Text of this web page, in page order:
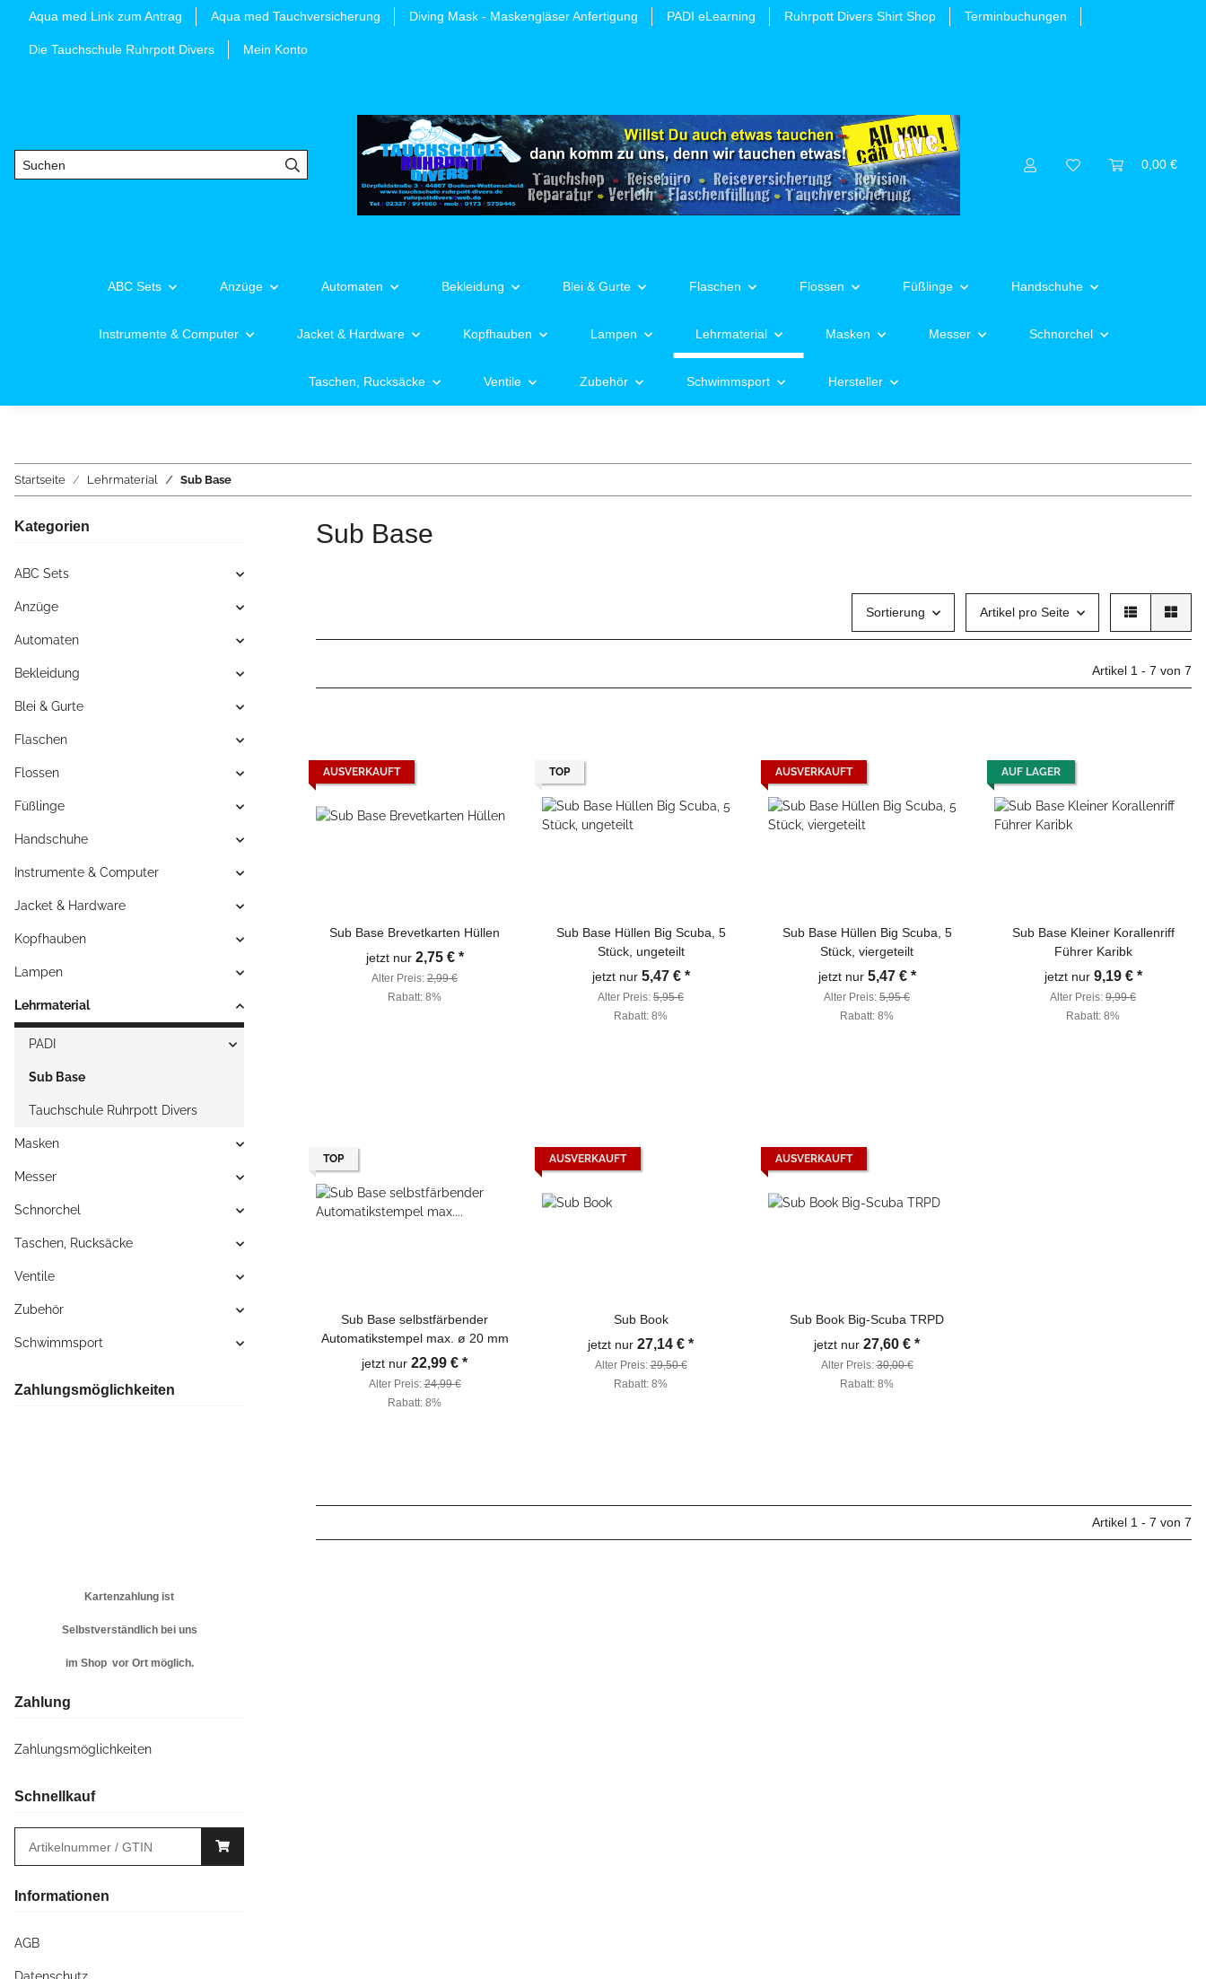
Aqua med Link zum Antrag Aqua med Tauchversicherung Diving Mask - Maskengläser Anfertigung PADI eLearning Ruhrpott Divers Shirt Shop Terminbuchungen
Die Tauchschule Ruhrpott Divers Mein Konto
0,00 €
ABC Sets Anzüge Automaten Bekleidung Blei & Gurte Flaschen Flossen Füßlinge Handschuhe
Instrumente & Computer Jacket & Hardware Kopfhauben Lampen Lehrmaterial Masken Messer Schnorchel
Taschen, Rucksäcke Ventile Zubehör Schwimmsport Hersteller
Startseite Lehrmaterial Sub Base
Sub Base
Sortierung Artikel pro Seite
Artikel 1 - 7 von 7
AUSVERKAUFT
Sub Base Brevetkarten Hüllen
jetzt nur 2,75 € *
Alter Preis: 2,99 €
Rabatt: 8%
TOP
Sub Base Hüllen Big Scuba, 5
Stück, ungeteilt
jetzt nur 5,47 € *
Alter Preis: 5,95 €
Rabatt: 8%
AUSVERKAUFT
Sub Base Hüllen Big Scuba, 5
Stück, viergeteilt
jetzt nur 5,47 € *
Alter Preis: 5,95 €
Rabatt: 8%
AUF LAGER
Sub Base Kleiner Korallenriff
Führer Karibk
jetzt nur 9,19 € *
Alter Preis: 9,99 €
Rabatt: 8%
TOP
Sub Base selbstfärbender
Automatikstempel max. ø 20 mm
jetzt nur 22,99 € *
Alter Preis:24,99 €
Rabatt: 8%
AUSVERKAUFT
Sub Book
jetzt nur 27,14 € *
Alter Preis:29,50 €
Rabatt: 8%
AUSVERKAUFT
Sub Book Big-Scuba TRPD
jetzt nur 27,60 € *
Alter Preis:30,00 €
Rabatt: 8%
Artikel 1 - 7 von 7
Kategorien
ABC Sets
Anzüge
Automaten
Bekleidung
Blei & Gurte
Flaschen
Flossen
Füßlinge
Handschuhe
Instrumente & Computer
Jacket & Hardware
Kopfhauben
Lampen
Lehrmaterial
PADI
Sub Base
Tauchschule Ruhrpott Divers
Masken
Messer
Schnorchel
Taschen, Rucksäcke
Ventile
Zubehör
Schwimmsport
Zahlungsmöglichkeiten
Kartenzahlung ist
Selbstverständlich bei uns
im Shop vor Ort möglich.
Zahlung
Zahlungsmöglichkeiten
Schnellkauf
Informationen
AGB